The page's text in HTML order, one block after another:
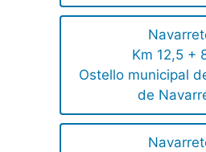
Km 12,5 +
Ostello municipal
de